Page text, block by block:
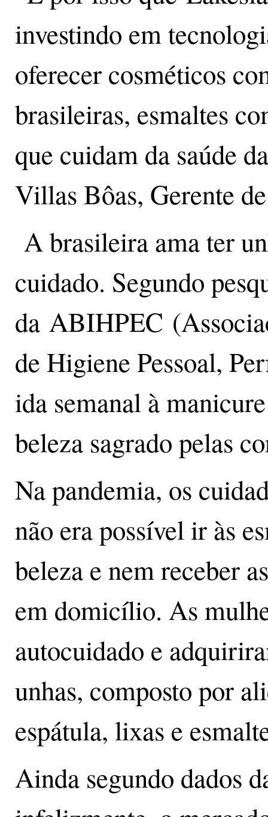
investindo em
oferecer cosméticos
brasileiras, esmaltes
que cuidam da saúde
Villas Bôas, Gerente
A brasileira ama ter
cuidado. Segundo
da ABIHPEC
de Higiene Pessoal,
ida semanal à
beleza sagrado pelas
Na pandemia, os
não era possível ir às
beleza e nem receber
em domicílio. As
autocuidado e
unhas, composto por
espátula, lixas e
Ainda segundo dados